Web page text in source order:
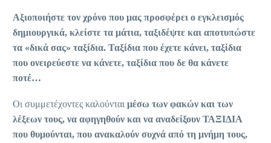
Αξιοποιήστε τον χρόνο που μας προσφέρει ο εγκλεισμός
δημιουργικά, κλείστε τα μάτια, ταξιδέψτε και αποτυπώστε
τα «δικά σας» ταξίδια. Ταξίδια που έχετε κάνει, ταξίδια
που ονειρεύεστε να κάνετε, ταξίδια που δε θα κάνετε
ποτέ…
Οι συμμετέχοντες καλούνται μέσω των φακών και των
λέξεων τους, να αφηγηθούν και να αναδείξουν ΤΑΞΙΔΙΑ
που θυμούνται, που ανακαλούν συχνά από τη μνήμη τους,